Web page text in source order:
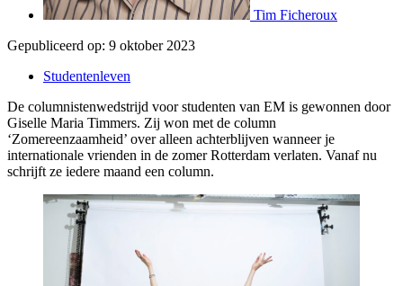
Tim Ficheroux
Gepubliceerd op: 9 oktober 2023
Studentenleven
De columnistenwedstrijd voor studenten van EM is gewonnen door
Giselle Maria Timmers. Zij won met de column
‘Zomereenzaamheid’ over alleen achterblijven wanneer je
internationale vrienden in de zomer Rotterdam verlaten. Vanaf nu
schrijft ze iedere maand een column.